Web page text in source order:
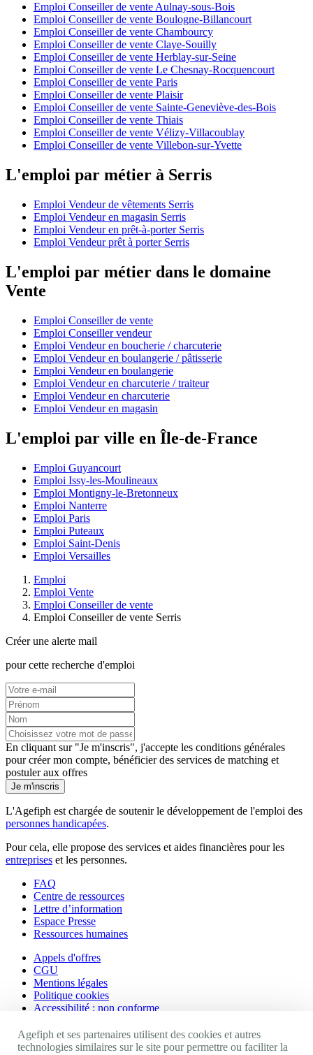
Emploi Conseiller de vente Aulnay-sous-Bois
Emploi Conseiller de vente Boulogne-Billancourt
Emploi Conseiller de vente Chambourcy
Emploi Conseiller de vente Claye-Souilly
Emploi Conseiller de vente Herblay-sur-Seine
Emploi Conseiller de vente Le Chesnay-Rocquencourt
Emploi Conseiller de vente Paris
Emploi Conseiller de vente Plaisir
Emploi Conseiller de vente Sainte-Geneviève-des-Bois
Emploi Conseiller de vente Thiais
Emploi Conseiller de vente Vélizy-Villacoublay
Emploi Conseiller de vente Villebon-sur-Yvette
L'emploi par métier à Serris
Emploi Vendeur de vêtements Serris
Emploi Vendeur en magasin Serris
Emploi Vendeur en prêt-à-porter Serris
Emploi Vendeur prêt à porter Serris
L'emploi par métier dans le domaine
Vente
Emploi Conseiller de vente
Emploi Conseiller vendeur
Emploi Vendeur en boucherie / charcuterie
Emploi Vendeur en boulangerie / pâtisserie
Emploi Vendeur en boulangerie
Emploi Vendeur en charcuterie / traiteur
Emploi Vendeur en charcuterie
Emploi Vendeur en magasin
L'emploi par ville en Île-de-France
Emploi Guyancourt
Emploi Issy-les-Moulineaux
Emploi Montigny-le-Bretonneux
Emploi Nanterre
Emploi Paris
Emploi Puteaux
Emploi Saint-Denis
Emploi Versailles
Emploi
Emploi Vente
Emploi Conseiller de vente
Emploi Conseiller de vente Serris
Créer une alerte mail
pour cette recherche d'emploi
En cliquant sur "Je m'inscris", j'accepte les conditions générales
pour créer mon compte, bénéficier des services de matching et
postuler aux offres
Je m'inscris
L'Agefiph est chargée de soutenir le développement de l'emploi des
personnes handicapées.
Pour cela, elle propose des services et aides financières pour les
entreprises et les personnes.
FAQ
Centre de ressources
Lettre d’information
Espace Presse
Ressources humaines
Appels d'offres
CGU
Mentions légales
Politique cookies
Accessibilité : non conforme
Nos autres sites
Agefiph et ses partenaires utilisent des cookies et autres
technologies similaires sur le site pour permettre ou faciliter la